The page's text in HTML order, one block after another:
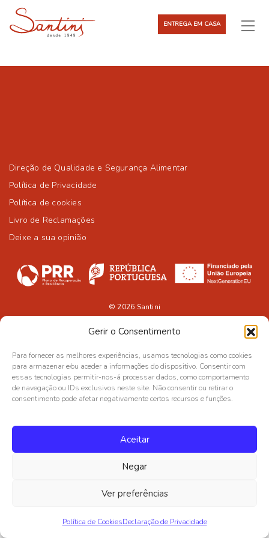
Gerir o Consentimento
Para fornecer as melhores experiências, usamos tecnologias como cookies
para armazenar e/ou aceder a informações do dispositivo. Consentir com
essas tecnologias permitir-nos-á processar dados, como comportamento
de navegação ou IDs exclusivos neste site. Não consentir ou retirar o
consentimento pode afetar negativamente certos recursos e funções.
Aceitar
Negar
Ver preferências
Política de CookiesDeclaração de Privacidade
ENTREGA EM CASA
Direção de Qualidade e Segurança Alimentar
Política de Privacidade
Política de cookies
Livro de Reclamações
Deixe a sua opinião
© 2026 Santini